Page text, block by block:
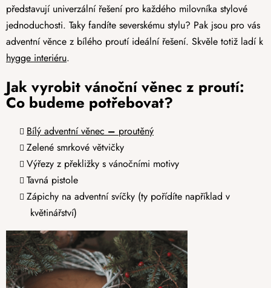
představují univerzální řešení pro každého milovníka stylové
jednoduchosti. Taky fandíte severskému stylu? Pak jsou pro vás
adventní věnce z bílého proutí ideální řešení. Skvěle totiž ladí k
hygge interiéru.
Jak vyrobit vánoční věnec z proutí:
Co budeme potřebovat?
Bílý adventní věnec – proutěný
Zelené smrkové větvičky
Výřezy z překližky s vánočními motivy
Tavná pistole
Zápichy na adventní svíčky (ty pořídíte například v
květinářství)